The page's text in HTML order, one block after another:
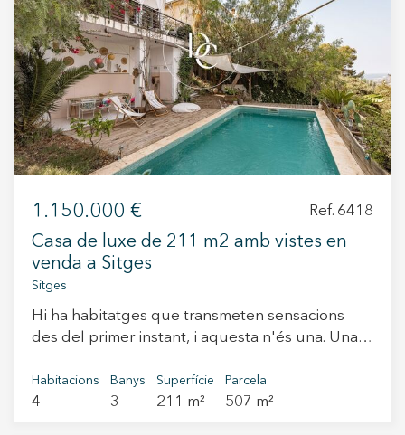
CONTACTE
+34 935 178 067
ES EN FR
1.150.000 € Ref. 6418
Casa de luxe de 211 m2 amb vistes en
venda a Sitges
Sitges
Hi ha habitatges que transmeten sensacions
des del primer instant, i aquesta n'és una. Una
caràcter, situada en una tranquil·la zona
residencial de Sitges, on la llum natural, les
Habitacions
4
Banys
3
Superfície
211 m²
Parcela
507 m²